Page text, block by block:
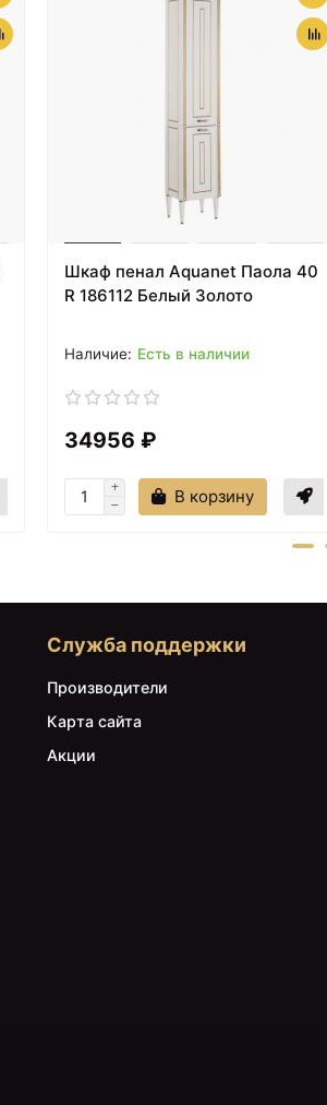
Шкаф пенал Aquanet Паола 40
R 186112 Белый Золото
Есть в наличии
34956 ₽
В корзину
Служба поддержки
Производители
Карта сайта
Акции